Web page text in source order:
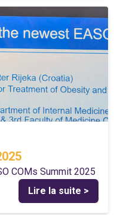
COMs Summit 2025
Lire la suite >